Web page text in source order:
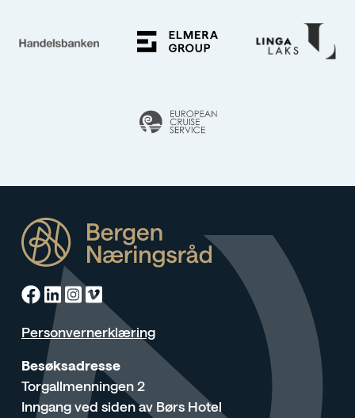
Facebook
Linkedin
Instagram
Vimeo
Personvernerklæring
Besøksadresse
Torgallmenningen 2
Inngang ved siden av Børs Hotel